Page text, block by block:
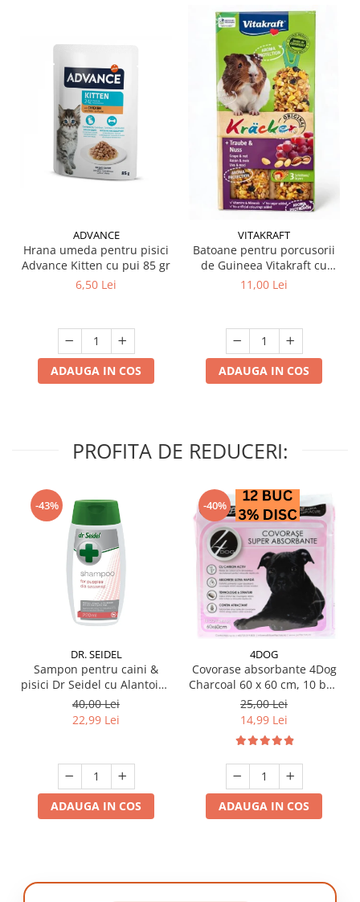
ADVANCE
Hrana umeda pentru pisici
Advance Kitten cu pui 85 gr
6,50 Lei
ADAUGA IN COS
VITAKRAFT
Batoane pentru porcusorii
de Guineea Vitakraft cu
struguri & nuci 2 buc
11,00 Lei
ADAUGA IN COS
PROFITA DE REDUCERI:
-43%
DR. SEIDEL
Sampon pentru caini &
pisici Dr Seidel cu Alantoina
220 ml
40,00 Lei
22,99 Lei
ADAUGA IN COS
-40%
4DOG
Covorase absorbante 4Dog
Charcoal 60 x 60 cm, 10 buc
/ pachet
25,00 Lei
14,99 Lei
ADAUGA IN COS